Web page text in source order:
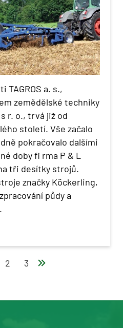
TAGROS a. s.,
zemědělské techniky
r. o., trvá již od
století. Vše začalo
pokračovalo dalšími
doby fi rma P & L
tři desítky strojů.
značky Köckerling,
půdy a
2 3